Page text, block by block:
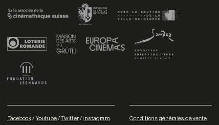
Facebook/Youtube/Twitter/ Instagram Conditions générales de vente